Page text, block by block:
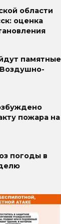
области
оценка
памятные
пожара на
погоды в